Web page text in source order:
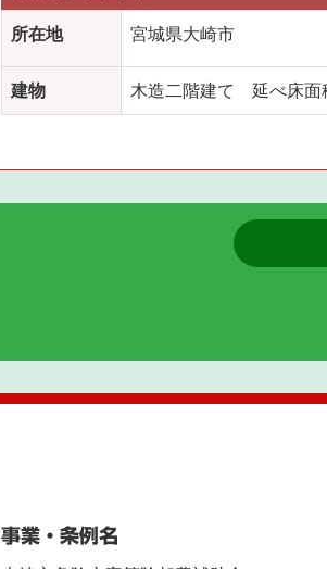
所在地 宮城県大崎市
建物 木造二階建て 延べ床面
事業・条例名